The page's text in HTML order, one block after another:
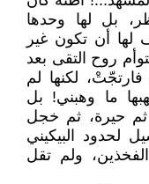
بل لها وحدها
لها أن تكون غير
روح التقى بعد
لكنها لم
ما وهبني! بل
حيرة، ثم خجل
لحدود البيكيني
ولم تقل